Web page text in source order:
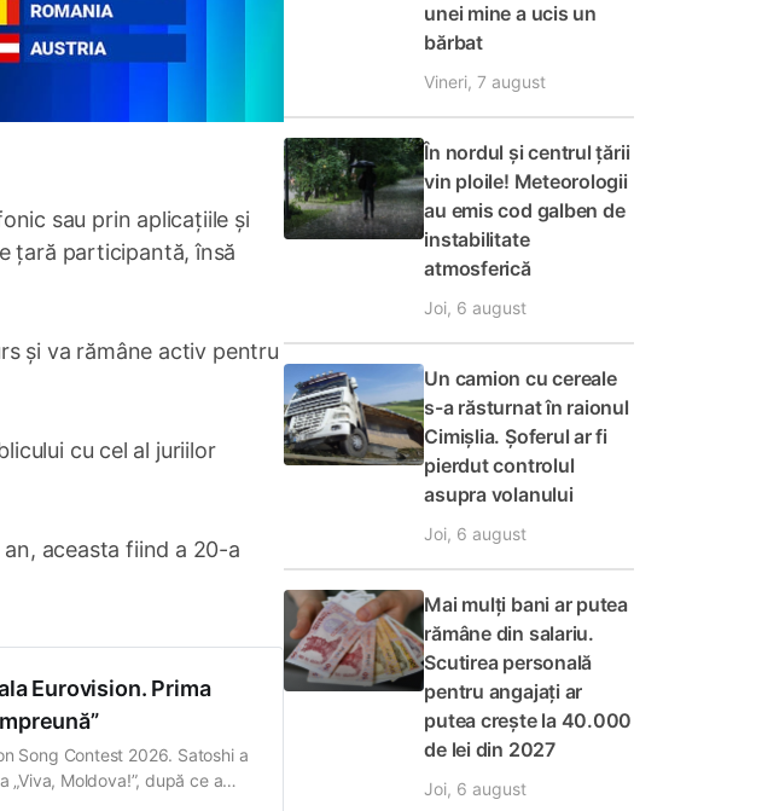
sau prin aplicațiile și
țară participantă, însă
și va rămâne activ pentru
cu cel al juriilor
aceasta fiind a 20-a
Eurovision. Prima
Song Contest 2026. Satoshi a
Moldova!”, după ce a
unei mine a ucis un
bărbat
Vineri, 7 august
În nordul și centrul țării
vin ploile! Meteorologii
au emis cod galben de
instabilitate
atmosferică
Joi, 6 august
Un camion cu cereale
s-a răsturnat în raionul
Cimișlia. Șoferul ar fi
pierdut controlul
asupra volanului
Joi, 6 august
Mai mulți bani ar putea
rămâne din salariu.
Scutirea personală
pentru angajați ar
putea crește la 40.000
de lei din 2027
Joi, 6 august